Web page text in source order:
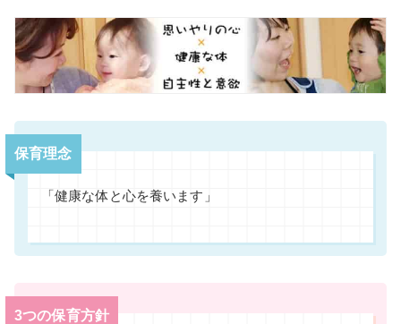
保育理念
「健康な体と心を養います」
3つの保育方針